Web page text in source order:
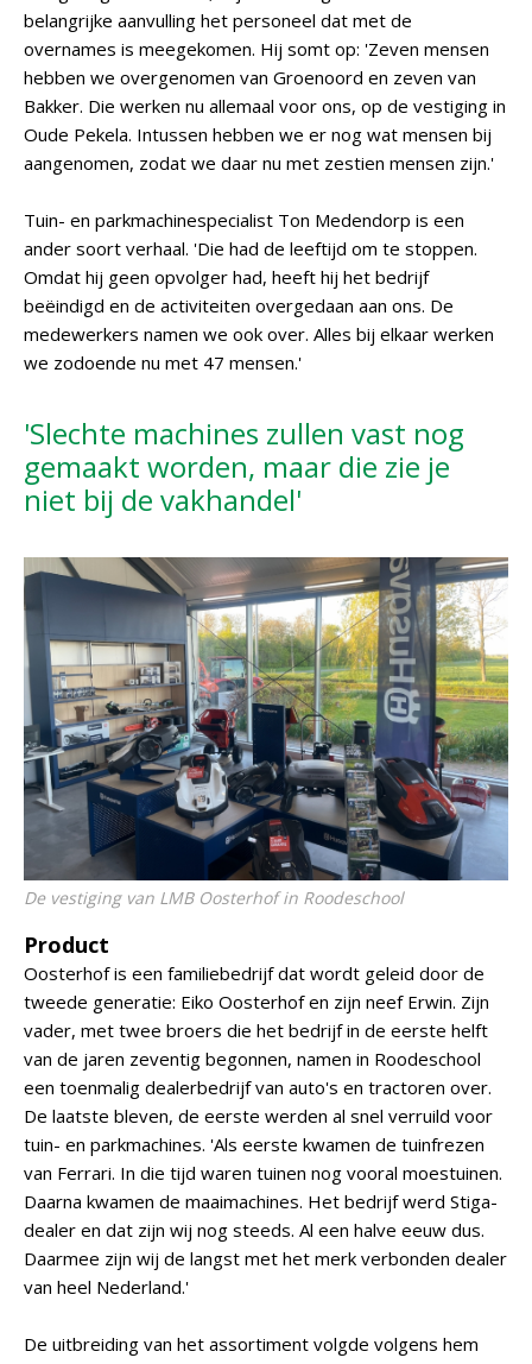
belangrijke aanvulling het personeel dat met de
overnames is meegekomen. Hij somt op: 'Zeven mensen
hebben we overgenomen van Groenoord en zeven van
Bakker. Die werken nu allemaal voor ons, op de vestiging in
Oude Pekela. Intussen hebben we er nog wat mensen bij
aangenomen, zodat we daar nu met zestien mensen zijn.'
Tuin- en parkmachinespecialist Ton Medendorp is een
ander soort verhaal. 'Die had de leeftijd om te stoppen.
Omdat hij geen opvolger had, heeft hij het bedrijf
beëindigd en de activiteiten overgedaan aan ons. De
medewerkers namen we ook over. Alles bij elkaar werken
we zodoende nu met 47 mensen.'
'Slechte machines zullen vast nog
gemaakt worden, maar die zie je
niet bij de vakhandel'
De vestiging van LMB Oosterhof in Roodeschool
Product
Oosterhof is een familiebedrijf dat wordt geleid door de
tweede generatie: Eiko Oosterhof en zijn neef Erwin. Zijn
vader, met twee broers die het bedrijf in de eerste helft
van de jaren zeventig begonnen, namen in Roodeschool
een toenmalig dealerbedrijf van auto's en tractoren over.
De laatste bleven, de eerste werden al snel verruild voor
tuin- en parkmachines. 'Als eerste kwamen de tuinfrezen
van Ferrari. In die tijd waren tuinen nog vooral moestuinen.
Daarna kwamen de maaimachines. Het bedrijf werd Stiga-
dealer en dat zijn wij nog steeds. Al een halve eeuw dus.
Daarmee zijn wij de langst met het merk verbonden dealer
van heel Nederland.'
De uitbreiding van het assortiment volgde volgens hem